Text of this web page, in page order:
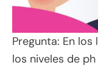
Pregunta: En
los niveles de